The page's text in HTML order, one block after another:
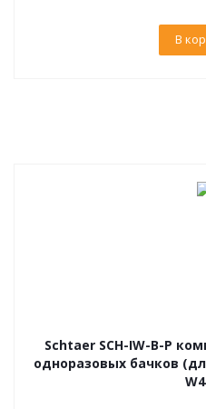
В
Schtaer SCH-IW-B-P
одноразовых бачков